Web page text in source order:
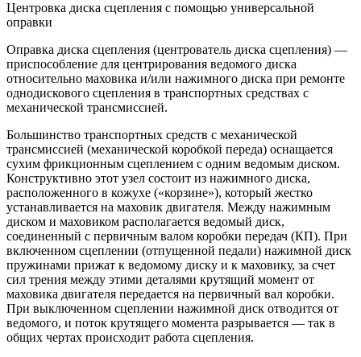
Центровка диска сцепления с помощью универсальной
оправки
Оправка диска сцепления (центрователь диска сцепления) —
приспособление для центрирования ведомого диска
относительно маховика и/или нажимного диска при ремонте
однодискового сцепления в транспортных средствах с
механической трансмиссией.
Большинство транспортных средств с механической
трансмиссией (механической коробкой переда) оснащается
сухим фрикционным сцеплением с одним ведомым диском.
Конструктивно этот узел состоит из нажимного диска,
расположенного в кожухе («корзине»), который жестко
устанавливается на маховик двигателя. Между нажимным
диском и маховиком располагается ведомый диск,
соединенный с первичным валом коробки передач (КП). При
включенном сцеплении (отпущенной педали) нажимной диск
пружинами прижат к ведомому диску и к маховику, за счет
сил трения между этими деталями крутящий момент от
маховика двигателя передается на первичный вал коробки.
При выключенном сцеплении нажимной диск отводится от
ведомого, и поток крутящего момента разрывается — так в
общих чертах происходит работа сцепления.